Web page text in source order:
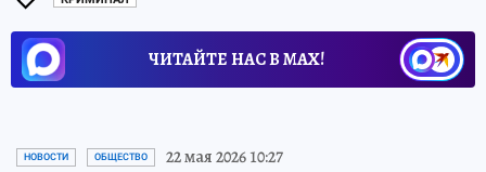
ЧИТАЙТЕ НАС В МАХ!
НОВОСТИ ОБЩЕСТВО 22 мая 2026 10:27